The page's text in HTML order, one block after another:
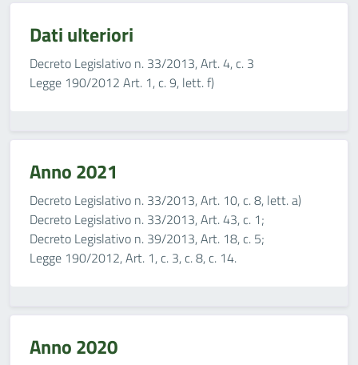
Dati ulteriori
Decreto Legislativo n. 33/2013, Art. 4, c. 3
Legge 190/2012 Art. 1, c. 9, lett. f)
Anno 2021
Decreto Legislativo n. 33/2013, Art. 10, c. 8, lett. a)
Decreto Legislativo n. 33/2013, Art. 43, c. 1;
Decreto Legislativo n. 39/2013, Art. 18, c. 5;
Legge 190/2012, Art. 1, c. 3, c. 8, c. 14.
Anno 2020